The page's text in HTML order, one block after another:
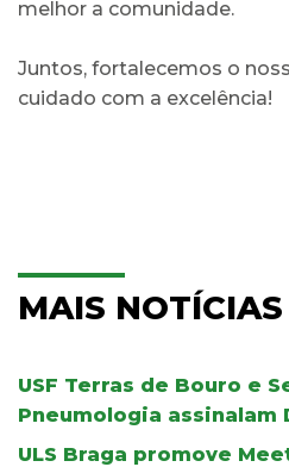
melhor a comunidade.
Juntos, fortalecemos o
cuidado com a excelência!
MAIS NOTÍCIAS
USF Terras de Bouro e
Pneumologia assinalam
ULS Braga promove